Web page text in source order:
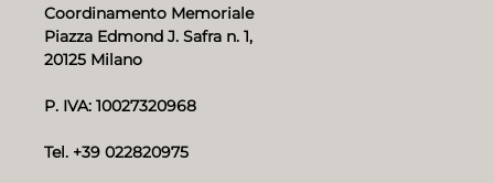
Coordinamento Memoriale
Piazza Edmond J. Safra n. 1,
20125 Milano
P. IVA: 10027320968
Tel. +39 022820975